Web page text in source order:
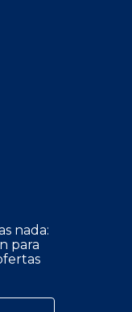
nada:
para